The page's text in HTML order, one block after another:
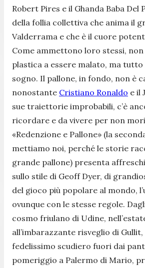
Robert Pires e il Ghanda Baba Del
della follia collettiva che anima il
Valderrama e che è il cuore
Come ammettono loro stessi, non
plastica a essere malato, ma
sogno. Il pallone, in fondo, non è
nonostante Cristiano Ronaldo e il
sue traiettorie improbabili, c’è
ricordare e da vivere per non
«Redenzione e Pallone» (la
mettiamo noi, perché le storie
grande pallone) presenta
sullo stile di Geoff Dyer, di
del gioco più popolare al mondo,
ovunque con le stesse regole.
cosmo friulano di Udine,
all’imbarazzante risveglio di Gullit,
fedelissimo scudiero fuori dai
pomeriggio a Palermo di Mario,